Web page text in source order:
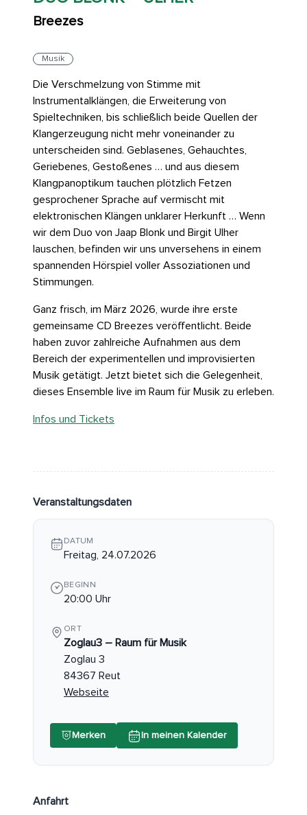
Breezes
Musik
Die Verschmelzung von Stimme mit
Instrumentalklängen, die Erweiterung von
Spieltechniken, bis schließlich beide Quellen der
Klangerzeugung nicht mehr voneinander zu
unterscheiden sind. Geblasenes, Gehauchtes,
Geriebenes, Gestoßenes … und aus diesem
Klangpanoptikum tauchen plötzlich Fetzen
gesprochener Sprache auf vermischt mit
elektronischen Klängen unklarer Herkunft … Wenn
wir dem Duo von Jaap Blonk und Birgit Ulher
lauschen, befinden wir uns unversehens in einem
spannenden Hörspiel voller Assoziationen und
Stimmungen.
Ganz frisch, im März 2026, wurde ihre erste
gemeinsame CD Breezes veröffentlicht. Beide
haben zuvor zahlreiche Aufnahmen aus dem
Bereich der experimentellen und improvisierten
Musik getätigt. Jetzt bietet sich die Gelegenheit,
dieses Ensemble live im Raum für Musik zu erleben.
Infos und Tickets
Veranstaltungsdaten
DATUM
Freitag, 24.07.2026
BEGINN
20:00 Uhr
ORT
Zoglau3 – Raum für Musik
Zoglau 3
84367 Reut
Webseite
Merken In meinen Kalender
Anfahrt